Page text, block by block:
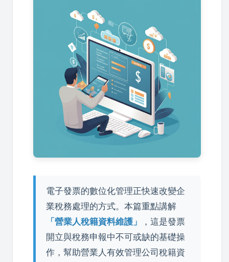
電子發票的數位化管理正快速改變企
業稅務處理的方式。本篇重點講解
「營業人稅籍資料維護」
，這是發票
開立與稅務申報中不可或缺的基礎操
作，幫助營業人有效管理公司稅籍資